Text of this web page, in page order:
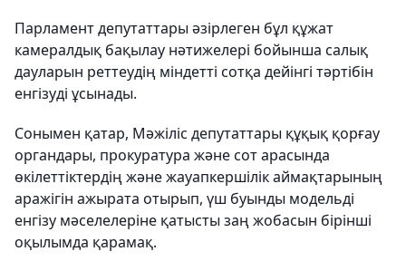
Парламент депутаттары әзірлеген бұл құжат
камералдық бақылау нәтижелері бойынша салық
дауларын реттеудің міндетті сотқа дейінгі тәртібін
енгізуді ұсынады.
Сонымен қатар, Мәжіліс депутаттары құқық қорғау
органдары, прокуратура және сот арасында
өкілеттіктердің және жауапкершілік аймақтарының
аражігін ажырата отырып, үш буынды модельді
енгізу мәселелеріне қатысты заң жобасын бірінші
оқылымда қарамақ.